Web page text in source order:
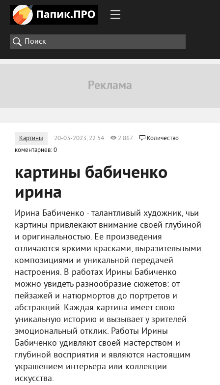
Картины 20-03-2023, 22:54 2 867
Количество
коментариев: 0
картины бабиченко
ирина
Ирина Бабиченко - талантливый художник, чьи
картины привлекают внимание своей глубиной
и оригинальностью. Ее произведения
отличаются яркими красками, выразительными
композициями и уникальной передачей
настроения. В работах Ирины Бабиченко
можно увидеть разнообразие сюжетов: от
пейзажей и натюрмортов до портретов и
абстракций. Каждая картина имеет свою
уникальную историю и вызывает у зрителей
эмоциональный отклик. Работы Ирины
Бабиченко удивляют своей мастерством и
глубиной восприятия и являются настоящим
украшением интерьера или коллекции
искусства.